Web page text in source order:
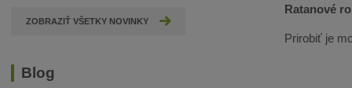
ZOBRAZIŤ VŠETKY NOVINKY
Blog
Ratanové
Prirobiť je